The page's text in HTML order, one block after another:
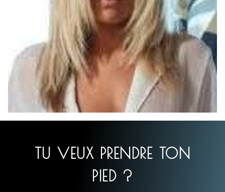
TU VEUX PRENDRE TON
PIED ?